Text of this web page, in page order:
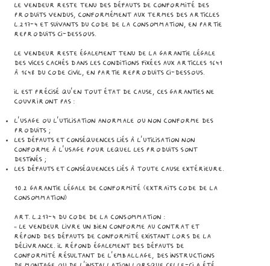
Le Vendeur reste tenu des défauts de conformité des
Produits vendus, conformément aux termes des articles
L.217-4 et suivants du Code de la Consommation, en partie
reproduits ci-dessous.
Le Vendeur reste également tenu de la garantie légale
des vices cachés dans les conditions fixées aux articles 1641
à 1648 du Code civil, en partie reproduits ci-dessous.
Il est précisé qu’en tout état de cause, ces garanties ne
couvriront pas :
l’usage ou l'utilisation anormale ou non conforme des
Produits ;
les défauts et conséquences liés à l'utilisation non
conforme à l'usage pour lequel les Produits sont
destinés ;
les défauts et conséquences liés à toute cause extérieure.
10.2 Garantie légale de conformité (Extraits Code de la
Consommation)
Art. L.217-4 du Code de la Consommation :
« Le vendeur livre un bien conforme au contrat et
répond des défauts de conformité existant lors de la
délivrance. Il répond également des défauts de
conformité résultant de l'emballage, des instructions